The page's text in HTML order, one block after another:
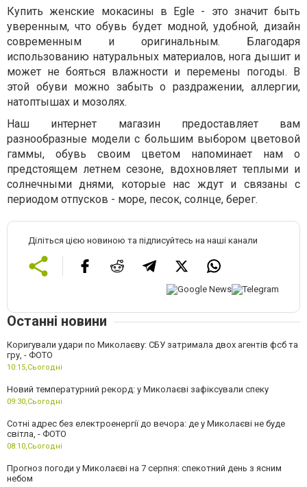
Купить женские мокасины в Egle - это значит быть
уверенным, что обувь будет модной, удобной, дизайн
современным и оригинальным. Благодаря
использованию натуральных материалов, нога дышит и
может не бояться влажности и перемены погоды. В
этой обуви можно забыть о раздражении, аллергии,
натоптышах и мозолях.
Наш интернет магазин предоставляет вам
разнообразные модели с большим выбором цветовой
гаммы, обувь своим цветом напоминает нам о
предстоящем летнем сезоне, вдохновляет теплыми и
солнечными днями, которые нас ждут и связаны с
периодом отпусков - море, песок, солнце, берег.
Діліться цією новиною та підписуйтесь на наші канали
Останні новини
Коригували удари по Миколаєву: СБУ затримала двох агентів фсб та
гру, - ФОТО
10:15, Сьогодні
Новий температурний рекорд: у Миколаєві зафіксували спеку
09:30, Сьогодні
Сотні адрес без електроенергії до вечора: де у Миколаєві не буде
світла, - ФОТО
08:10, Сьогодні
Прогноз погоди у Миколаєві на 7 серпня: спекотний день з ясним
небом